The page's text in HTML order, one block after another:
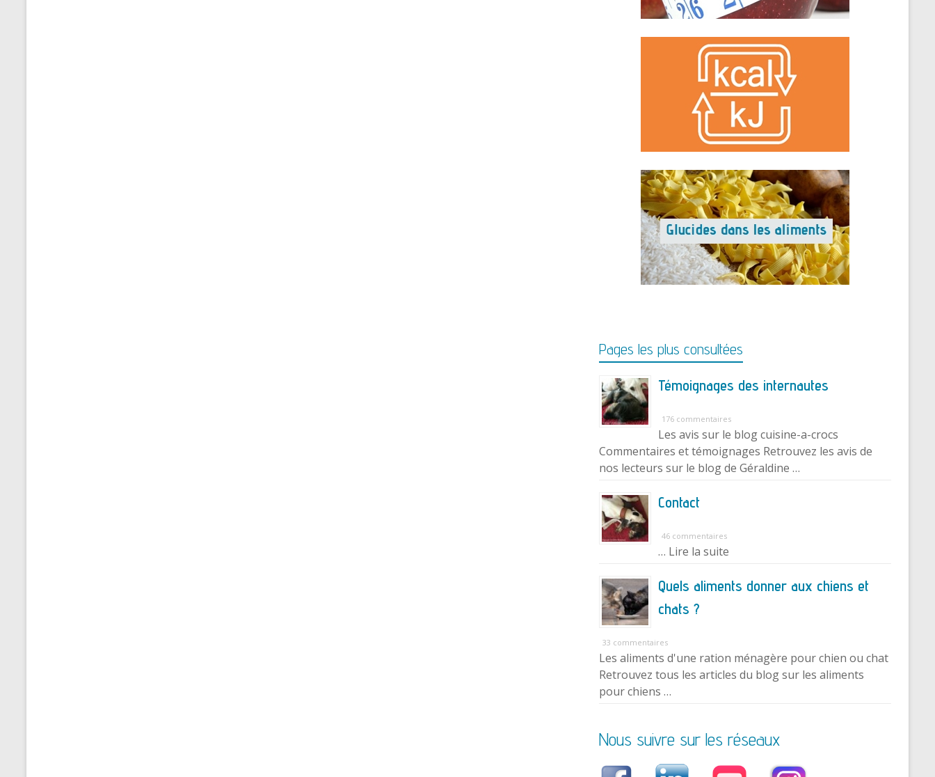
Pages les plus consultées
Témoignages des internautes
176 commentaires
Les avis sur le blog cuisine-a-crocs
Commentaires et témoignages Retrouvez les avis de
nos lecteurs sur le blog de Géraldine …
Contact
46 commentaires
… Lire la suite
Quels aliments donner aux chiens et
chats ?
33 commentaires
Les aliments d'une ration ménagère pour chien ou chat
Retrouvez tous les articles du blog sur les aliments
pour chiens …
Nous suivre sur les réseaux